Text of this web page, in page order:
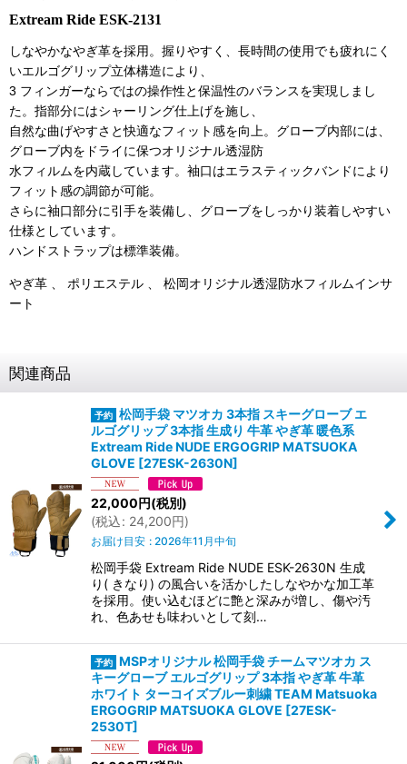
Extream Ride ESK-2131
しなやかなやぎ革を採用。握りやすく、長時間の使用でも疲れにく
いエルゴグリップ立体構造により、
3 フィンガーならではの操作性と保温性のバランスを実現しまし
た。指部分にはシャーリング仕上げを施し、
自然な曲げやすさと快適なフィット感を向上。グローブ内部には、
グローブ内をドライに保つオリジナル透湿防
水フィルムを内蔵しています。袖口はエラスティックバンドにより
フィット感の調節が可能。
さらに袖口部分に引手を装備し、グローブをしっかり装着しやすい
仕様としています。
ハンドストラップは標準装備。
やぎ革 、 ポリエステル 、 松岡オリジナル透湿防水フィルムインサ
ート
関連商品
松岡手袋 マツオカ 3本指 スキーグローブ エ
ルゴグリップ 3本指 生成り 牛革 やぎ革 暖色系
Extream Ride NUDE ERGOGRIP MATSUOKA
GLOVE [27ESK-2630N]
22,000円(税別)
(税込: 24,200円)
お届け目安 : 2026年11月中旬
松岡手袋 Extream Ride NUDE ESK-2630N 生成
り( きなり) の風合いを活かしたしなやかな加工革
を採用。使い込むほどに艶と深みが増し、傷や汚
れ、色あせも味わいとして刻…
MSPオリジナル 松岡手袋 チームマツオカ ス
キーグローブ エルゴグリップ 3本指 やぎ革 牛革
ホワイト ターコイズブルー刺繍 TEAM Matsuoka
ERGOGRIP MATSUOKA GLOVE [27ESK-
2530T]